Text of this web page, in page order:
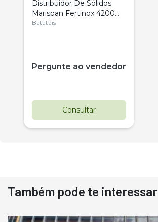
Distribuidor De Sólidos
Marispan Fertinox 4200
Citrus
Batatais
Pergunte ao vendedor
Consultar
Destaque
Usado
Também pode te interessar